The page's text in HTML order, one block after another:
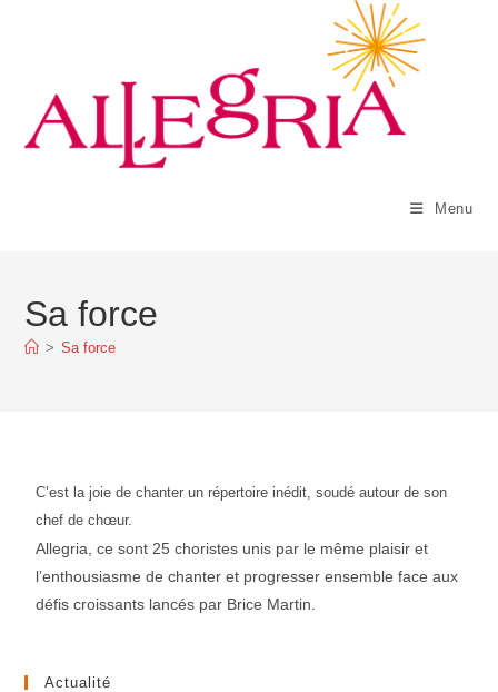
Menu
Sa force
> Sa force
C’est la joie de chanter un répertoire inédit, soudé autour de son
chef de chœur.
Allegria, ce sont 25 choristes unis par le même plaisir et
l’enthousiasme de chanter et progresser ensemble face aux
défis croissants lancés par Brice Martin.
Actualité